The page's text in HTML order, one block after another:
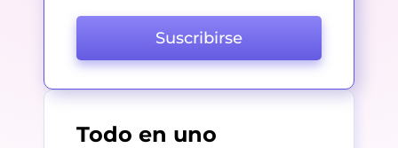
Suscribirse
Todo en uno